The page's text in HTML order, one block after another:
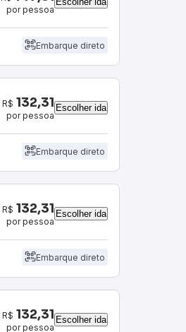
por pessoa
Embarque direto
R$ 132,31
por pessoa
Escolher ida
Embarque direto
R$ 132,31
por pessoa
Escolher ida
Embarque direto
R$ 132,31
por pessoa
Escolher ida